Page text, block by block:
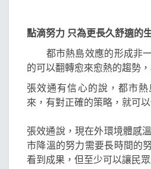
點滴努力 只為更長久舒適的
都市熱島效應的形成非
的可以翻轉愈來愈熱的趨勢
張效通有信心的說，都市
來，有對正確的策略，就可
張效通說，現在外環境體感
市降溫的努力需要長時間的
看到成果，但至少可以讓民